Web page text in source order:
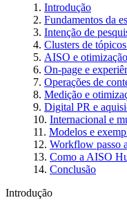
Introdução
Fundamentos da
Intenção de
Clusters de
AISO e
On‑page e
Operações de
Medição e
Digital PR e
Internacional e
Modelos e
Workflow passo
Como a AISO
Conclusão
Introdução